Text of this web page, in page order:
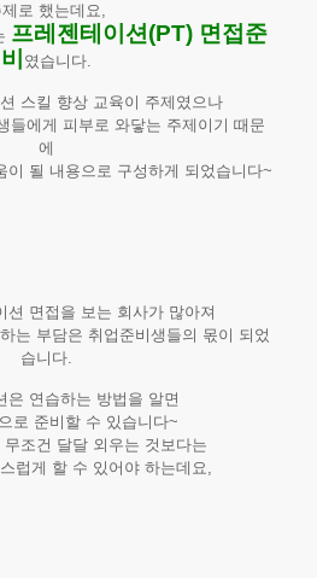
제로 했는데요,
프레젠테이션(PT) 면접준
비 였습니다.
스킬 향상 교육이 주제였으나
들에게 피부로 와닿는 주제이기 때문
에
이 될 내용으로 구성하게 되었습니다~
션 면접을 보는 회사가 많아져
는 부담은 취업준비생들의 몫이 되었
습니다.
은 연습하는 방법을 알면
로 준비할 수 있습니다~
조건 달달 외우는 것보다는
럽게 할 수 있어야 하는데요,